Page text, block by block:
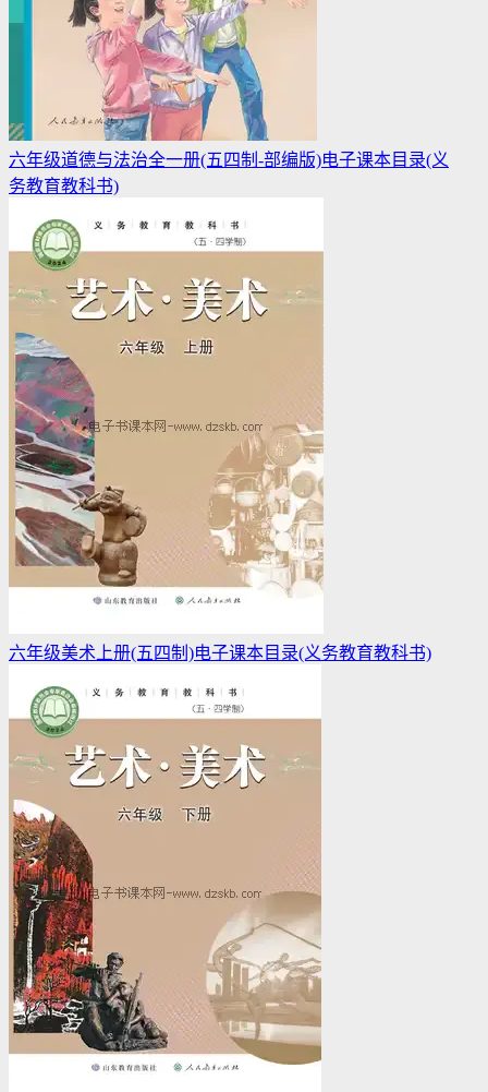
六年级道德与法治全一册(五四制-部编版)电子课本目录(义
务教育教科书)
六年级美术上册(五四制)电子课本目录(义务教育教科书)